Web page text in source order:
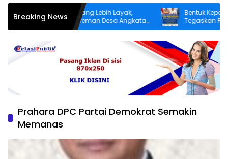
Breaking News
Demi Infrastruktur yang Lebih Layak,
Warga Dusun Patereman Desa Angkatan
Lakukan Swadaya Perbaiki Jalan Rusak
Bentuk Kepedulian
Tegaskan Pecandu
Sukarela Tidak
Prahara DPC Partai Demokrat Semakin
Memanas